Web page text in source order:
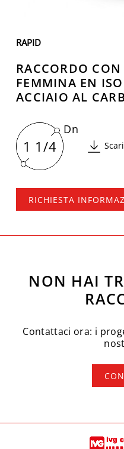
RAPID
RACCORDO
FEMMINA EN
ACCIAIO AL
1 1/4
Dn
RICHIESTA
NON HAI
Contattaci ora: i